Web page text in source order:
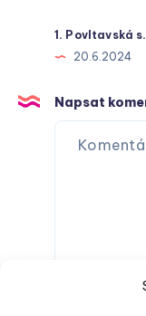
1. Povltavská
20.6.2024
Napsat